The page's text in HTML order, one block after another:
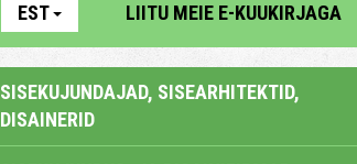
EST LIITU MEIE E-KUUKIRJAGA
SISEKUJUNDAJAD, SISEARHITEKTID,
DISAINERID